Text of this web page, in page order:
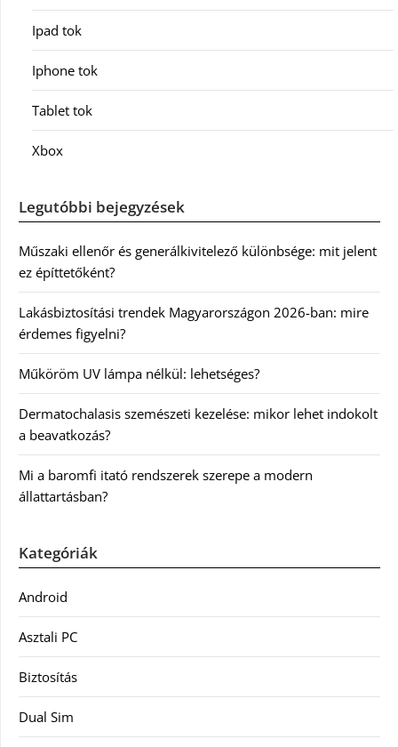
Ipad tok
Iphone tok
Tablet tok
Xbox
Legutóbbi bejegyzések
Műszaki ellenőr és generálkivitelező különbsége: mit jelent
ez építtetőként?
Lakásbiztosítási trendek Magyarországon 2026-ban: mire
érdemes figyelni?
Műköröm UV lámpa nélkül: lehetséges?
Dermatochalasis szemészeti kezelése: mikor lehet indokolt
a beavatkozás?
Mi a baromfi itató rendszerek szerepe a modern
állattartásban?
Kategóriák
Android
Asztali PC
Biztosítás
Dual Sim